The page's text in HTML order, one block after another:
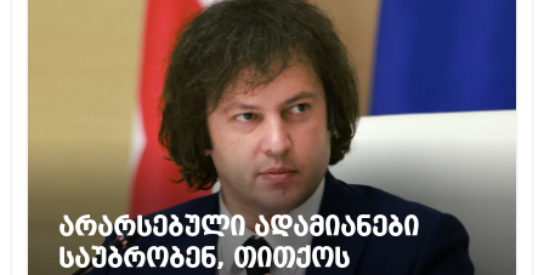
არარსებული ადამიანები
საუბრობენ, თითქოს